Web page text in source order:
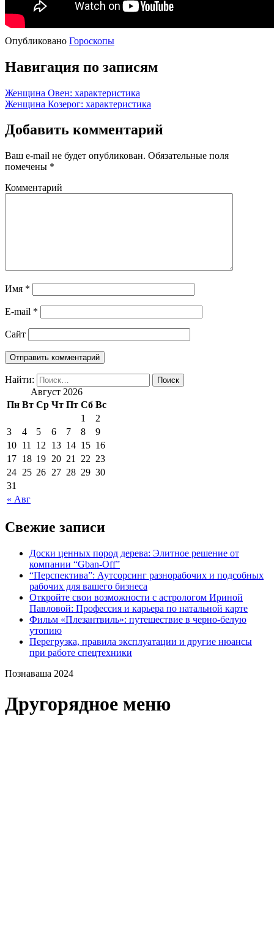
Опубликовано Гороскопы
Навигация по записям
Женщина Овен: характеристика
Женщина Козерог: характеристика
Добавить комментарий
Ваш e-mail не будет опубликован. Обязательные поля
помечены *
Комментарий
Имя *
E-mail *
Сайт
Найти:
Август 2026
Пн Вт Ср Чт Пт Сб Вс
« Авг
1
2
3
4 5 6 7 8
9
10 11 12 13 14 15 16
17 18 19 20 21 22 23
24 25 26 27 28 29 30
31
Свежие записи
Доски ценных пород дерева: Элитное решение от
компании “Gban-Off”
“Перспектива”: Аутсорсинг разнорабочих и подсобных
рабочих для вашего бизнеса
Откройте свои возможности с астрологом Ириной
Павловой: Профессия и карьера по натальной карте
Фильм «Плезантвиль»: путешествие в черно-белую
утопию
Перегрузка, правила эксплуатации и другие нюансы
при работе спецтехники
Познаваша 2024
Другорядное меню